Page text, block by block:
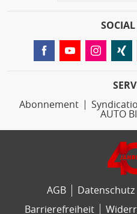
Abonnement
AUTO
AGB Datenschutz
Barrierefreiheit